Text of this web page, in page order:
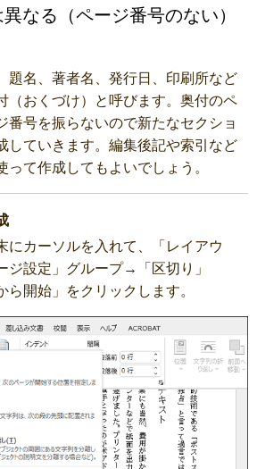
なる（ページ番号のない）
題名、著者名、発行日、印刷所など
（おくづけ）と呼びます。奥付のペ
番号を振らないので新たなセクショ
していきます。編集後記や索引など
って作成してもよいでしょう。
にカーソルを入れて、「レイアウ
ジ設定」グループ→「区切り」
開始」をクリックします。